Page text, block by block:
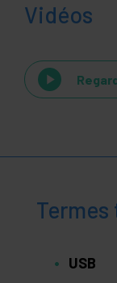
Vidéos
USB